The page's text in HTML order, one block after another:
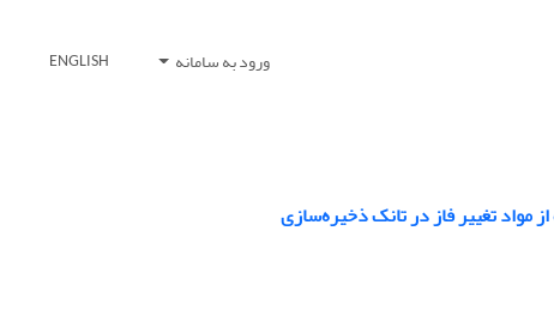
ورود به سامانه ENGLISH
مواد تغییر فاز در تانک ذخیره‌سازی